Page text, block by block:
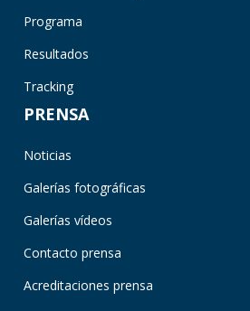
Programa
Resultados
Tracking
PRENSA
Noticias
Galerías fotográficas
Galerías vídeos
Contacto prensa
Acreditaciones prensa